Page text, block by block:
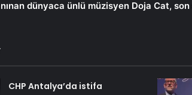
dünyaca ünlü müzisyen Doja Cat, son
CHP Antalya’da istifa